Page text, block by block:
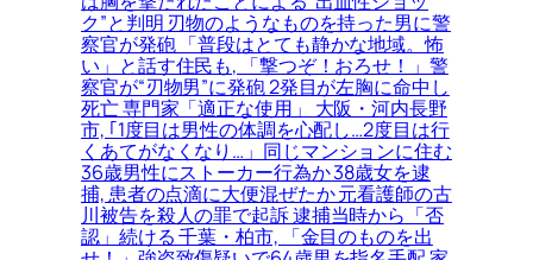
ク”と判明 刃物のようなものを持った男に警
察官が発砲 「普段はとても静かな地域。怖
い」と話す住民も, 「撃つぞ！おろせ！」警
察官が“刃物男”に発砲 2発目が左胸に命中し
死亡 専門家「適正な使用」 大阪・河内長野
市, ｢1度目は男性の体調を心配し…2度目は行
くあてがなくなり…」同じマンションに住む
36歳男性にストーカー行為か 38歳女を逮
捕, 患者の点滴に大便混ぜたか 元看護師の古
川被告を殺人の罪で起訴 逮捕当時から「否
認」続ける 千葉・柏市, 「金目のものを出